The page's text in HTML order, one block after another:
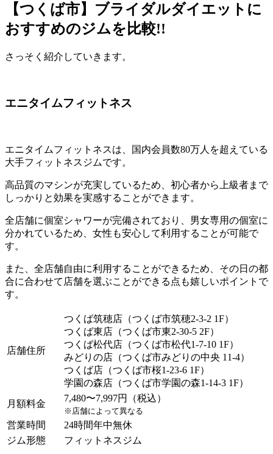
【つくば市】ブライダルダイエットに
おすすめのジムを比較!!
さっそく紹介していきます。
エニタイムフィットネス
エニタイムフィットネスは、国内会員数80万人を超えている
大手フィットネスジムです。
高品質のマシンが充実しているため、初心者から上級者まで
しっかりと効果を実感することができます。
全店舗に個室シャワーが完備されており、男女専用の個室に
分かれているため、女性も安心して利用することが可能で
す。
また、全店舗自由に利用することができるため、その日の都
合に合わせて店舗を選ぶことができる点も嬉しいポイントで
す。
店舗住所
つくば筑穂店（つくば市筑穂2-3-2 1F）
つくば東店（つくば市東2-30-5 2F）
つくば松代店（つくば市松代1-7-10 1F）
みどりの店（つくば市みどりの中央 11-4）
つくば店（つくば市桜1-23-6 1F）
学園の森店（つくば市学園の森1-14-3 1F）
月額料金
7,480〜7,997円（税込）
※店舗によって異なる
営業時間
24時間年中無休
ジム形態
フィットネスジム